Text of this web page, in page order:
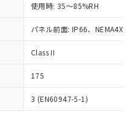
使用時: 35～85%RH
パネル前面: IP66、NEMA4X,
Class II
175
3 (EN60947-5-1)
サイト上で当社にご
ストについて、当社
利用者が、当社の製
するお客様との取
範囲で利用すること
者とは、"個人情報
の「1.共同利
載されている法人を
ウンロード
ダウンロードするこ
）の非含有証明書
（当社基準）
で非含有を証明す